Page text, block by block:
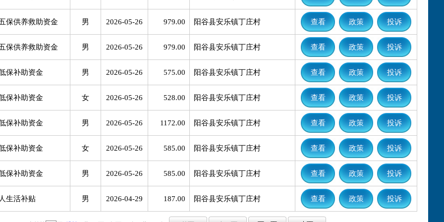
保供养救助资金 男 2026-05-26 979.00 阳谷县安乐镇丁庄村 查看 政策 投诉
保供养救助资金 男 2026-05-26 979.00 阳谷县安乐镇丁庄村 查看 政策 投诉
保补助资金 男 2026-05-26 575.00 阳谷县安乐镇丁庄村 查看 政策 投诉
保补助资金 女 2026-05-26 528.00 阳谷县安乐镇丁庄村 查看 政策 投诉
保补助资金 男 2026-05-26 1172.00 阳谷县安乐镇丁庄村 查看 政策 投诉
保补助资金 女 2026-05-26 585.00 阳谷县安乐镇丁庄村 查看 政策 投诉
保补助资金 男 2026-05-26 585.00 阳谷县安乐镇丁庄村 查看 政策 投诉
生活补贴 男 2026-04-29 187.00 阳谷县安乐镇丁庄村 查看 政策 投诉